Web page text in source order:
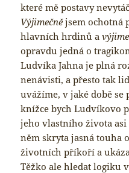
které mě postavy
Výjimečnějsem ochotná
hlavních hrdinů a
opravdu jedná o
Ludvíka Jahna je plná
nenávisti, a přesto tak
uvážíme, v jaké době
knížce bych Ludvíkovo
jeho vlastního života
něm skryta jasná touha
životních příkoří a
Těžko ale hledat logiku